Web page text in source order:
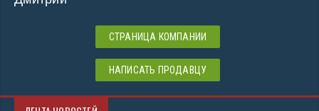
СТРАНИЦА КОМПАНИИ
НАПИСАТЬ ПРОДАВЦУ